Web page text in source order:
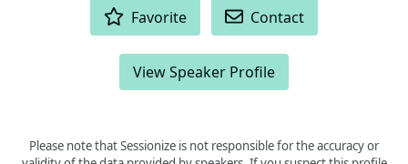
Favorite Contact
View Speaker Profile
Please note that Sessionize is not responsible for the accuracy or